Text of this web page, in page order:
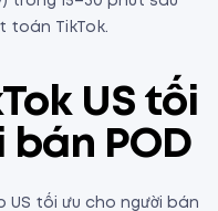
toán TikTok.
US tối
POD
US tối ưu cho người bán